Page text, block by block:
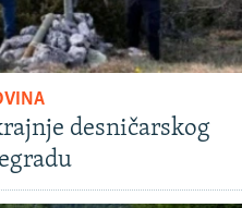
desničarskog